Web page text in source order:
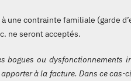
contrainte familiale (garde
ne seront acceptés.
bogues ou
à la facture. Dans ce